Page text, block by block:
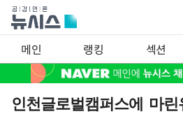
메인 랭킹 섹션
인천글로벌캠퍼스에 마